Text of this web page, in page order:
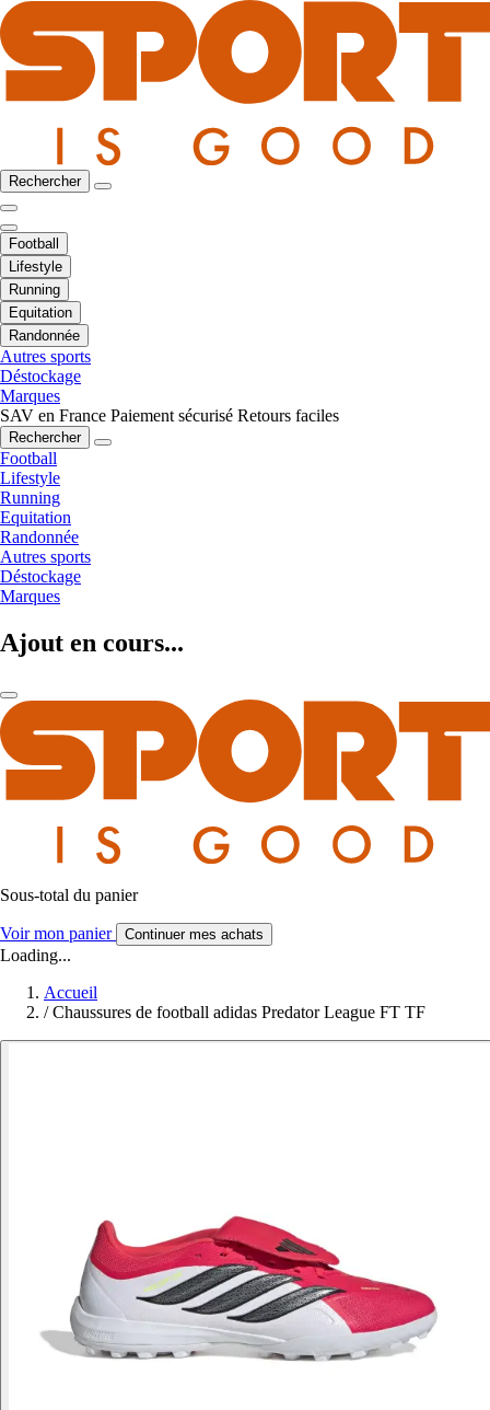
Rechercher
Football
Lifestyle
Running
Equitation
Randonnée
Autres sports
Déstockage
Marques
SAV en France Paiement sécurisé Retours faciles
Rechercher
Football
Lifestyle
Running
Equitation
Randonnée
Autres sports
Déstockage
Marques
Ajout en cours...
Sous-total du panier
Voir mon panier Continuer mes achats
Loading...
Accueil
/ Chaussures de football adidas Predator League FT TF